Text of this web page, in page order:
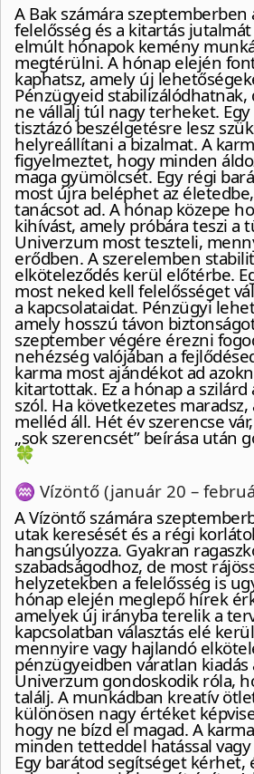
A Bak számára szeptemberben
felelősség és a kitartás jutalmát
elmúlt hónapok kemény
megtérülni. A hónap elején
kaphatsz, amely új
Pénzügyeid stabilizálódhatnak,
ne vállalj túl nagy terheket.
tisztázó beszélgetésre lesz
helyreállítani a bizalmat. A
figyelmeztet, hogy minden
maga gyümölcsét. Egy régi
most újra beléphet az
tanácsot ad. A hónap közepe
kihívást, amely próbára teszi a
Univerzum most teszteli,
erődben. A szerelemben
elköteleződés kerül előtérbe.
most neked kell felelősséget
a kapcsolataidat. Pénzügyi
amely hosszú távon
szeptember végére érezni
nehézség valójában a
karma most ajándékot ad
kitartottak. Ez a hónap a
szól. Ha következetes
melléd áll. Hét év szerencse
„sok szerencsét” beírása után
🍀
♒ Vízöntő (január 20 –
A Vízöntő számára
utak keresését és a régi
hangsúlyozza. Gyakran
szabadságodhoz, de most
helyzetekben a felelősség is
hónap elején meglepő hírek
amelyek új irányba terelik a
kapcsolatban választás elé
mennyire vagy hajlandó
pénzügyeidben váratlan kiadás
Univerzum gondoskodik róla,
találj. A munkádban kreatív
különösen nagy értéket
hogy ne bízd el magad. A
minden tetteddel hatással
Egy barátod segítséget kérhet,